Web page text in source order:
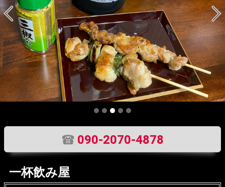
090-2070-4878
一杯飲み屋